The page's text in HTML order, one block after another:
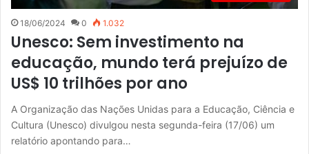
18/06/2024 0 1.032
Unesco: Sem investimento na
educação, mundo terá prejuízo de
US$ 10 trilhões por ano
A Organização das Nações Unidas para a Educação, Ciência e
Cultura (Unesco) divulgou nesta segunda-feira (17/06) um
relatório apontando para…